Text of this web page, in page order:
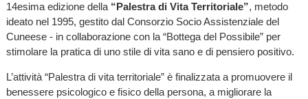
14esima edizione della “Palestra di Vita Territoriale”, metodo
ideato nel 1995, gestito dal Consorzio Socio Assistenziale del
Cuneese - in collaborazione con la “Bottega del Possibile” per
stimolare la pratica di uno stile di vita sano e di pensiero positivo.
L’attività “Palestra di vita territoriale” è finalizzata a promuovere il
benessere psicologico e fisico della persona, a migliorare la